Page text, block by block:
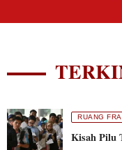
RUANG
Kisah Pilu